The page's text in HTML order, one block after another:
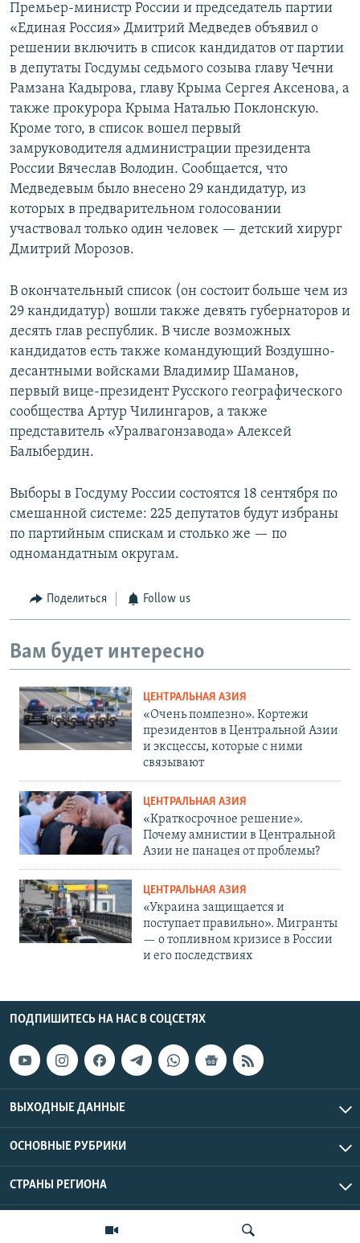
Премьер-министр России и председатель партии
«Единая Россия» Дмитрий Медведев объявил о
решении включить в список кандидатов от партии
в депутаты Госдумы седьмого созыва главу Чечни
Рамзана Кадырова, главу Крыма Сергея Аксенова, а
также прокурора Крыма Наталью Поклонскую.
Кроме того, в список вошел первый
замруководителя администрации президента
России Вячеслав Володин. Сообщается, что
Медведевым было внесено 29 кандидатур, из
которых в предварительном голосовании
участвовал только один человек — детский хирург
Дмитрий Морозов.
В окончательный список (он состоит больше чем из
29 кандидатур) вошли также девять губернаторов и
десять глав республик. В числе возможных
кандидатов есть также командующий Воздушно-
десантными войсками Владимир Шаманов,
первый вице-президент Русского географического
сообщества Артур Чилингаров, а также
представитель «Уралвагонзавода» Алексей
Балыбердин.
Выборы в Госдуму России состоятся 18 сентября по
смешанной системе: 225 депутатов будут избраны
по партийным спискам и столько же — по
одномандатным округам.
Поделиться Follow us
Вам будет интересно
ЦЕНТРАЛЬНАЯ АЗИЯ
«Очень помпезно». Кортежи
президентов в Центральной Азии
и эксцессы, которые с ними
связывают
ЦЕНТРАЛЬНАЯ АЗИЯ
«Краткосрочное решение».
Почему амнистии в Центральной
Азии не панацея от проблемы?
ЦЕНТРАЛЬНАЯ АЗИЯ
«Украина защищается и
поступает правильно». Мигранты
— о топливном кризисе в России
и его последствиях
ПОДПИШИТЕСЬ НА НАС В СОЦСЕТЯХ
ВЫХОДНЫЕ ДАННЫЕ
ОСНОВНЫЕ РУБРИКИ
СТРАНЫ РЕГИОНА
Азаттык Азия © 2026 RFE/RL, Inc. | Все права защищены.